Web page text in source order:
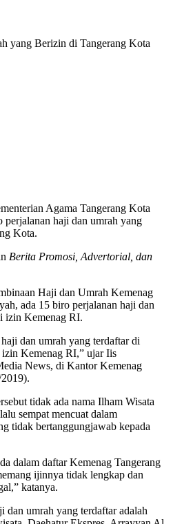
yang Berizin di Tangerang Kota
Agama Tangerang Kota
perjalanan haji dan umrah yang
Kota.
Berita Promosi, Advertorial, dan
Haji dan Umrah Kemenag
ada 15 biro perjalanan haji dan
izin Kemenag RI.
dan umrah yang terdaftar di
Kemenag RI,” ujar Iis
News, di Kantor Kemenag
tidak ada nama Ilham Wisata
sempat mencuat dalam
tidak bertanggungjawab kepada
dalam daftar Kemenag Tangerang
ijinnya tidak lengkap dan
katanya.
dan umrah yang terdaftar adalah